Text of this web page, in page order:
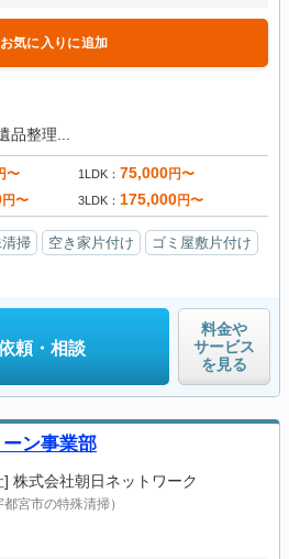
お気に入りに追加
品整理...
〜 1LDK 75,000円〜
円〜 3LDK 175,000円〜
掃 空き家片付け
ゴミ屋敷片付け
頼・相談
料金や
サービス
を見る
ン事業部
] 株式会社朝日ネットワーク
都宮市の特殊清掃）